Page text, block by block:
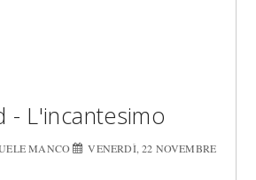
- L'incantesimo
MANCO
VENERDÌ, 22 NOVEMBRE